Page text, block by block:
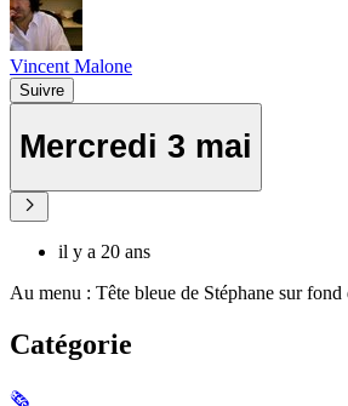
Vincent Malone
Suivre
Mercredi 3 mai
il y a 20 ans
Au menu : Tête bleue de Stéphane sur
Catégorie
🗞